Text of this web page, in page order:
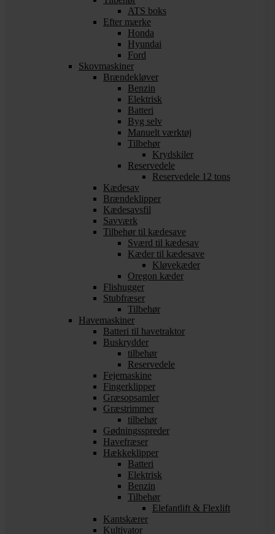
ATS boks
Efter mærke
Honda
Hyundai
Ford
Skovmaskiner
Brændekløver
Benzin
Elektrisk
Batteri
Byg selv
Manuelt værktøj
Tilbehør
Krydskiler
Reservedele
Reservedele 12 tons
Kædesav
Brændeklipper
Kædesavsfil
Savværk
Tilbehør til kædesave
Sværd til kædesav
Kæder til kædesave
Kløvekæder
Oregon kæder
Flishugger
Stubfræser
Tilbehør
Havemaskiner
Batteri til havetraktor
Buskrydder
tilbehør
Reservedele
Fejemaskine
Fingerklipper
Græsopsamler
Græstrimmer
tilbehør
Gødningsspreder
Havefræser
Hækkeklipper
Batteri
Elektrisk
Benzin
Tilbehør
Elefantlift & Flexlift
Kantskærer
Kultivator